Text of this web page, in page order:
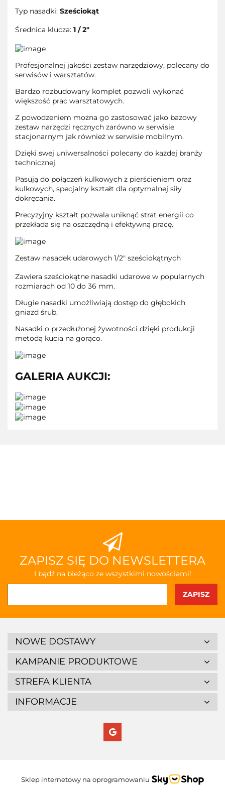
Typ nasadki: Sześciokąt
Średnica klucza: 1 / 2″
Profesjonalnej jakości zestaw narzędziowy, polecany do
serwisów i warsztatów.
Bardzo rozbudowany komplet pozwoli wykonać
większość prac warsztatowych.
Z powodzeniem można go zastosować jako bazowy
zestaw narzędzi ręcznych zarówno w serwisie
stacjonarnym jak również w serwisie mobilnym.
Dzięki swej uniwersalności polecany do każdej branży
technicznej.
Pasują do połączeń kulkowych z pierścieniem oraz
kulkowych, specjalny kształt dla optymalnej siły
dokręcania.
Precyzyjny kształt pozwala uniknąć strat energii co
przekłada się na oszczędną i efektywną pracę.
Zestaw nasadek udarowych 1/2" sześciokątnych
Zawiera sześciokątne nasadki udarowe w popularnych
rozmiarach od 10 do 36 mm.
Długie nasadki umożliwiają dostęp do głębokich
gniazd śrub.
Nasadki o przedłużonej żywotności dzięki produkcji
metodą kucia na gorąco.
GALERIA AUKCJI:
ZAPISZ SIĘ DO NEWSLETTERA
I bądź na bieżąco ze wszystkimi nowościami!
NOWE DOSTAWY
KAMPANIE PRODUKTOWE
STREFA KLIENTA
INFORMACJE
Sklep internetowy na oprogramowaniu